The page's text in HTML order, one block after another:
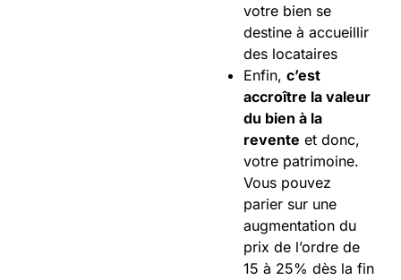
votre bien se
destine à accueillir
des locataires
Enfin, c’est
accroître la valeur
du bien à la
revente et donc,
votre patrimoine.
Vous pouvez
parier sur une
augmentation du
prix de l’ordre de
15 à 25% dès la fin